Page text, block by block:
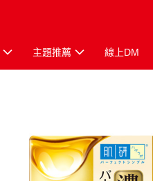
主題推薦 線上DM